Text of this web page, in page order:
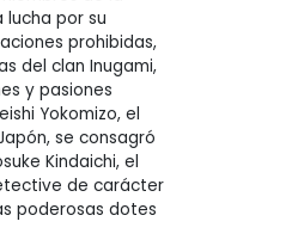
lucha por su
prohibidas,
del clan Inugami,
y pasiones
Yokomizo, el
se consagró
Kindaichi, el
de carácter
poderosas dotes